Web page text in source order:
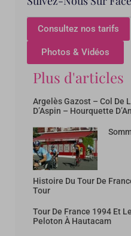
Consultez nos tarifs
Photos & Vidéos
Plus d'articles
Argelès Gazost – Col De
D’Aspin – Hourquette
Histoire Du Tour De
Tour
Tour De France 1994 Et
Peloton À Hautacam